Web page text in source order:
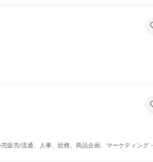
売/流通、人事、総務、商品企画、マーケティング・広告・宣伝